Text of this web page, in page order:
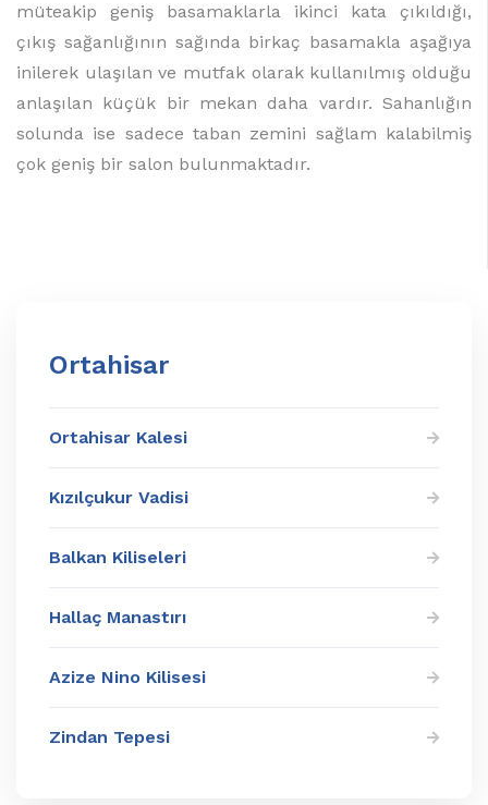
müteakip geniş basamaklarla ikinci kata çıkıldığı,
çıkış sağanlığının sağında birkaç basamakla aşağıya
inilerek ulaşılan ve mutfak olarak kullanılmış olduğu
anlaşılan küçük bir mekan daha vardır. Sahanlığın
solunda ise sadece taban zemini sağlam kalabilmiş
çok geniş bir salon bulunmaktadır.
Ortahisar
Ortahisar Kalesi
Kızılçukur Vadisi
Balkan Kiliseleri
Hallaç Manastırı
Azize Nino Kilisesi
Zindan Tepesi